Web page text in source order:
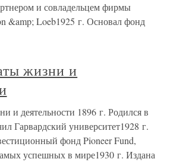
и совладельцем фирмы
&amp; Loeb1925 г. Основал фонд
жизни и
и деятельности 1896 г. Родился в
Гарвардский университет1928 г.
фонд Pioneer Fund,
успешных в мире1930 г. Издана